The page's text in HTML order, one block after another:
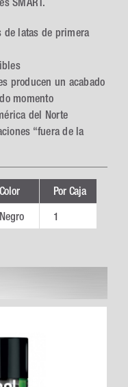
de latas de primera
producen un acabado
momento
del Norte
“fuera de la
Color Por Caja
Negro 1